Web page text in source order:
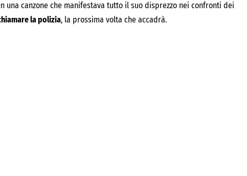
canzone che manifestava tutto il suo disprezzo nei confronti dei
la polizia, la prossima volta che accadrà.